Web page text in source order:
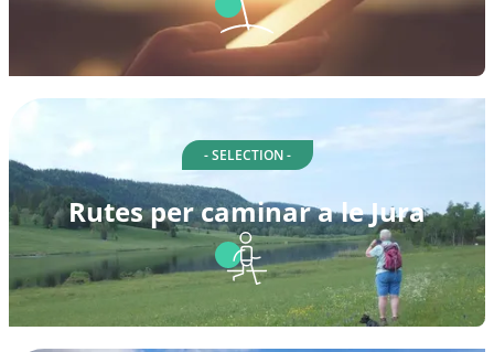
- SELECTION -
Rutes per caminar a le Jura